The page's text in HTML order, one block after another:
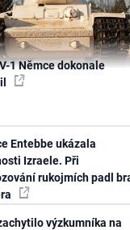
1 Němce dokonale
Entebbe ukázala
Izraele. Při
rukojmích padl
výzkumníka na